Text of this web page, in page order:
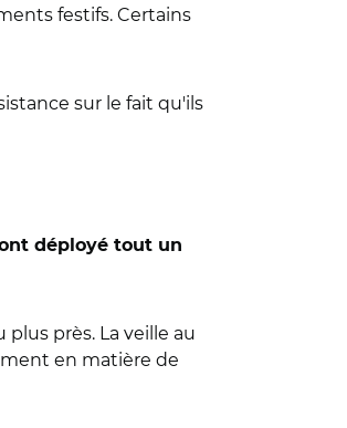
festifs. Certains
sur le fait qu'ils
déployé tout un
près. La veille au
en matière de